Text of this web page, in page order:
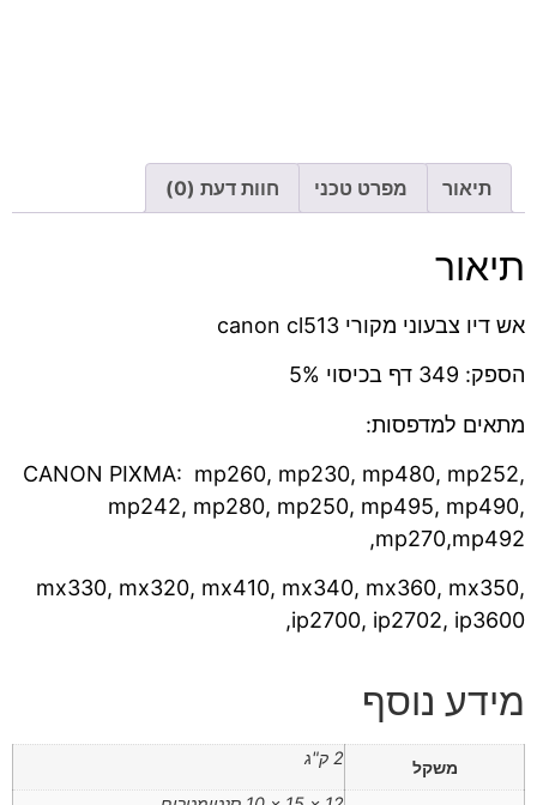
תיאור מפרט טכני חוות דעת (0)
תיאור
אש דיו צבעוני מקורי canon cl513
הספק: 349 דף בכיסוי 5%
מתאים למדפסות:
CANON PIXMA: mp260, mp230, mp480, mp252,
mp242, mp280, mp250, mp495, mp490,
mp270,mp492,
mx330, mx320, mx410, mx340, mx360, mx350,
ip2700, ip2702, ip3600,
מידע נוסף
משקל 2 ק"ג